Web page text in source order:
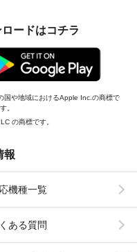
ードはコチラ
国や地域におけるApple Inc.の商標で
。
の商標です。
報
機種一覧
ある質問